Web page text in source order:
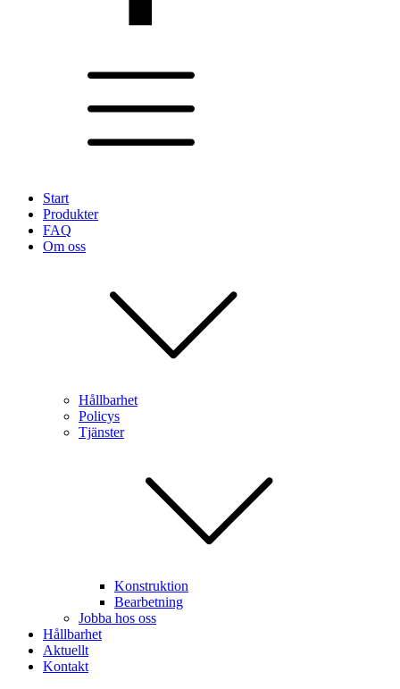
Start
Produkter
FAQ
Om oss
Hållbarhet
Policys
Tjänster
Konstruktion
Bearbetning
Jobba hos oss
Hållbarhet
Aktuellt
Kontakt